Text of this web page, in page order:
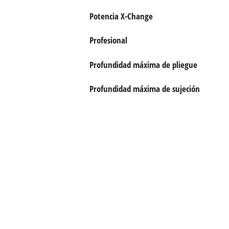
Potencia X-Change
Profesional
Profundidad máxima de pliegue
Profundidad máxima de sujeción